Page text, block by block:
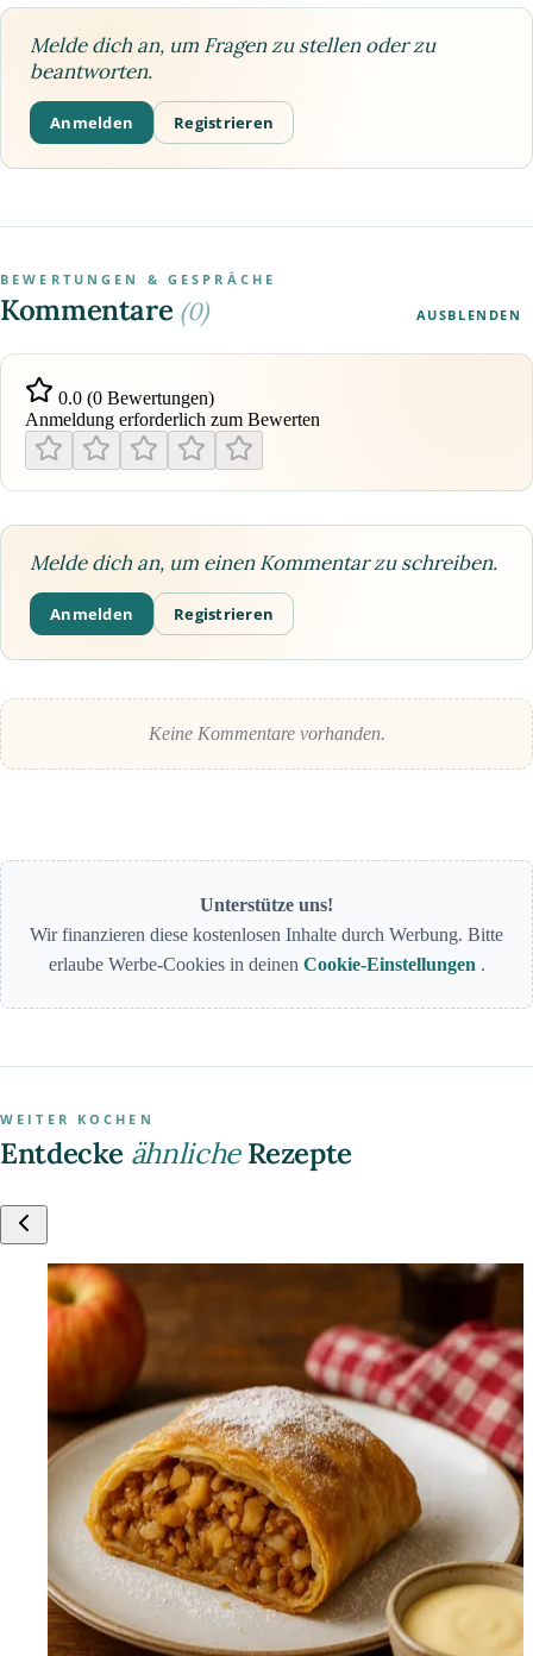
Melde dich an, um Fragen zu stellen oder zu
beantworten.
Anmelden Registrieren
BEWERTUNGEN & GESPRÄCHE
Kommentare (0) AUSBLENDEN
0.0 (0 Bewertungen)
Anmeldung erforderlich zum Bewerten
Melde dich an, um einen Kommentar zu schreiben.
Anmelden Registrieren
Keine Kommentare vorhanden.
Unterstütze uns!
Wir finanzieren diese kostenlosen Inhalte durch Werbung. Bitte
erlaube Werbe-Cookies in deinen Cookie-Einstellungen .
WEITER KOCHEN
Entdecke ähnlicheRezepte